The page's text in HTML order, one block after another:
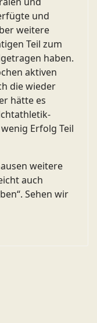
und
weitere
Teil zum
haben.
aktiven
die wieder
hätte es
Erfolg Teil
weitere
auch
Sehen wir